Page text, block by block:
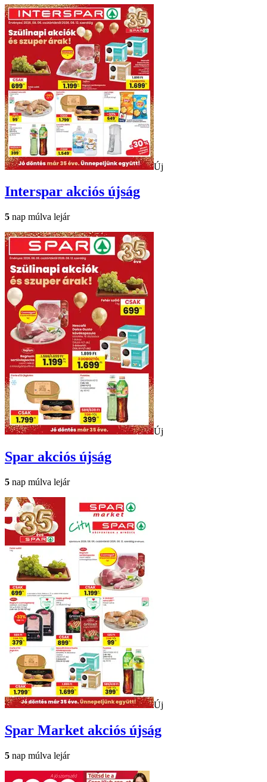
Új
Interspar akciós újság
5 nap múlva lejár
Új
Spar akciós újság
5 nap múlva lejár
Új
Spar Market akciós újság
5 nap múlva lejár